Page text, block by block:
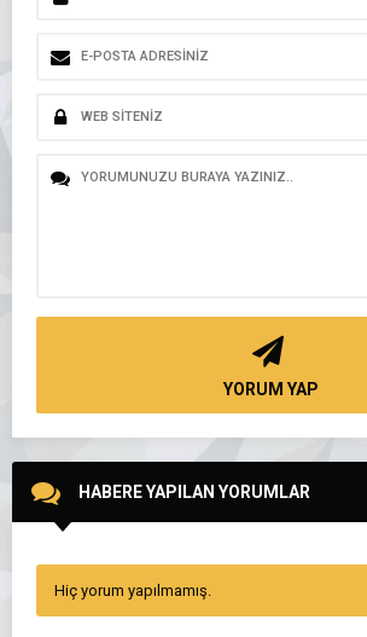
YORUM YAP
HABERE YAPILAN YORUMLAR
Hiç yorum yapılmamış.